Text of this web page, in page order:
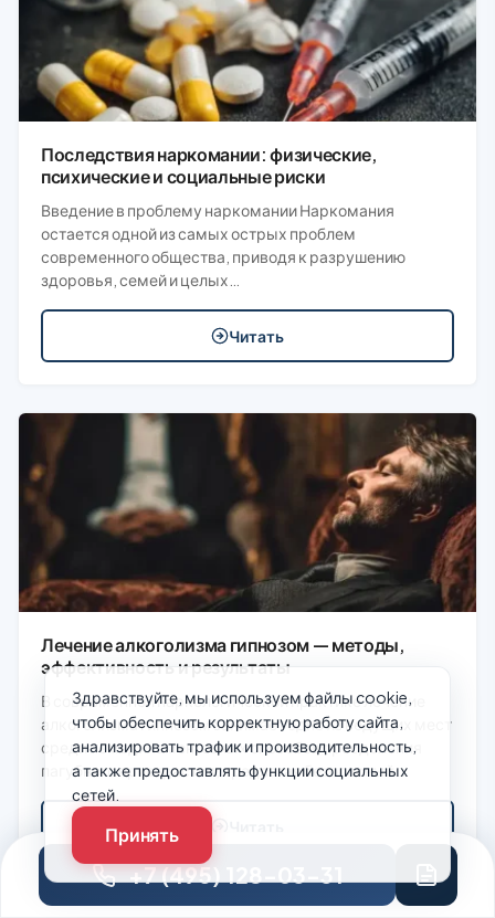
Последствия наркомании: физические,
психические и социальные риски
Введение в проблему наркомании Наркомания
остается одной из самых острых проблем
современного общества, приводя к разрушению
здоровья, семей и целых…
Читать
Лечение алкоголизма гипнозом — методы,
эффективность и результаты
В современной наркологической практике лечение
алкоголизма гипнозом занимает одно из ведущих мест
среди немедикаментозных способов преодоления
пагубного пристрастия, предлагая безопасный…
+7 (495) 128-03-31
Здравствуйте, мы используем файлы cookie,
чтобы обеспечить корректную работу сайта,
анализировать трафик и производительность,
а также предоставлять функции социальных
сетей.
Принять